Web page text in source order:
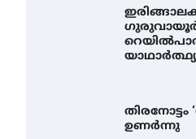
ഗുരുവായൂർ
തിരനോട്ടം
ഉണർന്നു